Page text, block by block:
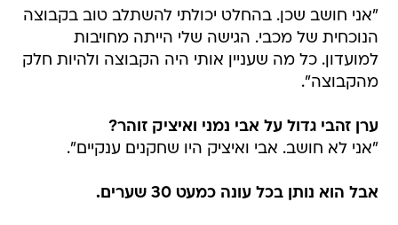
"אני חושב שכן. בהחלט יכולתי להשתלב טוב בקבוצה
הנוכחית של מכבי. הגישה שלי הייתה מחויבות
למועדון. כל מה שעניין אותי היה הקבוצה ולהיות חלק
מהקבוצה".
ערן זהבי גדול על אבי נמני ואיציק זוהר?
"אני לא חושב. אבי ואיציק היו שחקנים ענקיים".
אבל הוא נותן בכל עונה כמעט 30 שערים.